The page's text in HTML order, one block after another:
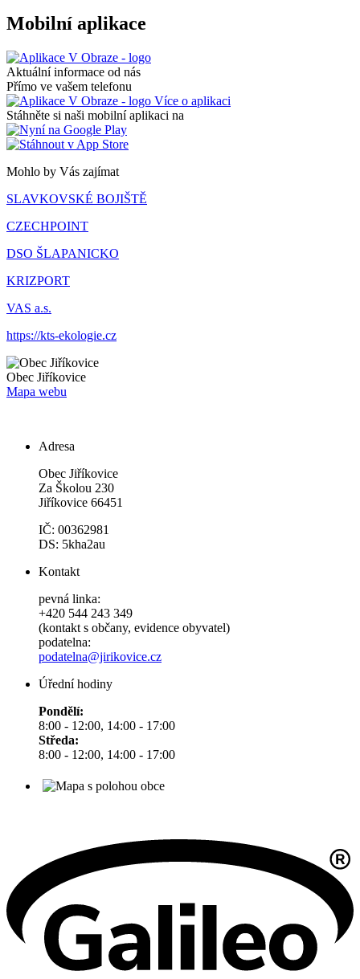
Mobilní aplikace
Aktuální informace od nás
Přímo ve vašem telefonu
Více o aplikaci
Stáhněte si naši mobilní aplikaci na
Mohlo by Vás zajímat
SLAVKOVSKÉ BOJIŠTĚ
CZECHPOINT
DSO ŠLAPANICKO
KRIZPORT
VAS a.s.
https://kts-ekologie.cz
Obec Jiříkovice
Mapa webu
Adresa
Obec Jiříkovice
Za Školou 230
Jiříkovice 66451
IČ: 00362981
DS: 5kha2au
Kontakt
pevná linka:
+420 544 243 349
(kontakt s občany, evidence obyvatel)
podatelna:
podatelna@jirikovice.cz
Úřední hodiny
Pondělí:
8:00 - 12:00, 14:00 - 17:00
Středa:
8:00 - 12:00, 14:00 - 17:00